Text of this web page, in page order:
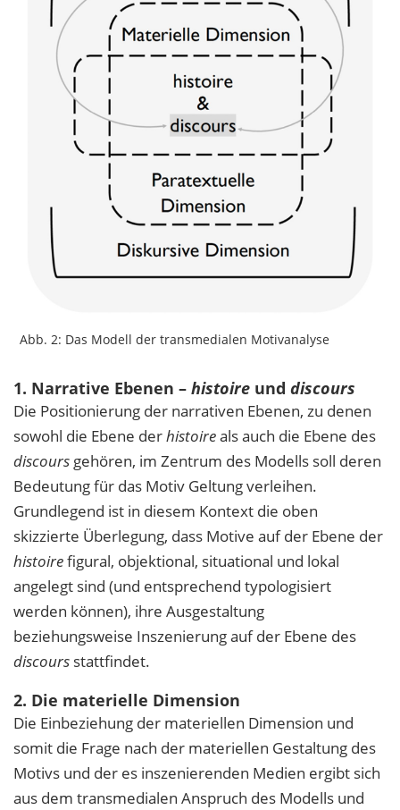
Abb. 2: Das Modell der transmedialen Motivanalyse
1. Narrative Ebenen – histoire und discours
Die Positionierung der narrativen Ebenen, zu denen
sowohl die Ebene derhistoireals auch die Ebene des
discours gehören, im Zentrum des Modells soll deren
Bedeutung für das Motiv Geltung verleihen.
Grundlegend ist in diesem Kontext die oben
skizzierte Überlegung, dass Motive auf der Ebene der
histoirefigural, objektional, situational und lokal
angelegt sind (und entsprechend typologisiert
werden können), ihre Ausgestaltung
beziehungsweise Inszenierung auf der Ebene des
discours stattfindet.
2. Die materielle Dimension
Die Einbeziehung der materiellen Dimension und
somit die Frage nach der materiellen Gestaltung des
Motivs und der es inszenierenden Medien ergibt sich
aus dem transmedialen Anspruch des Modells und